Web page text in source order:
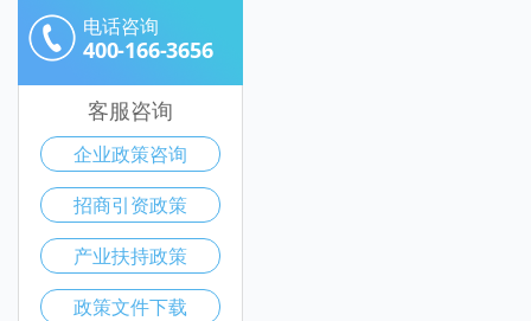
电话咨询
400-166-3656
客服咨询
企业政策咨询
招商引资政策
产业扶持政策
政策文件下载